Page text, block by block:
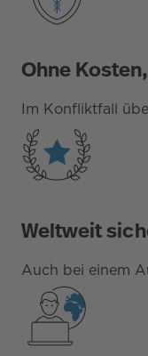
Ohne
Im Konfliktfall
Weltweit
Auch bei einem